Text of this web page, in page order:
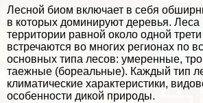
Лесной биом включает в себя
в которых доминируют деревья. Леса
территории равной около одной
встречаются во многих регионах по
основных типа лесов: умеренные,
таежные (бореальные). Каждый тип
климатические хаpaктеристики,
особенности дикой природы.